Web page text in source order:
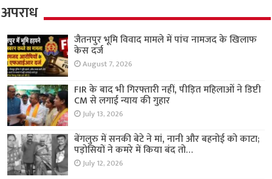
अपराध
जैतनपुर भूमि विवाद मामले में पांच नामजद के खिलाफ
केस दर्ज
August 7, 2026
FIR के बाद भी गिरफ्तारी नहीं, पीड़ित महिलाओं ने डिप्टी
CM से लगाई न्याय की गुहार
July 13, 2026
बेंगलुरु में सनकी बेटे ने मां, नानी और बहनोई को काटा;
पड़ोसियों ने कमरे में किया बंद तो…
July 12, 2026